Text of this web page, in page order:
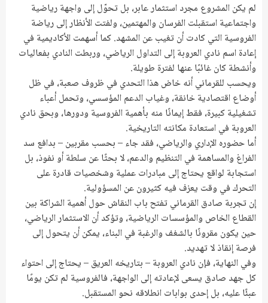
لم يكن المشروع مجرد استثمار عابر، بل تحوّل إلى واجهة رياضية
واجتماعية استقبلت الفرسان والمهتمين، ولفتت الأنظار إلى رياضة
الفروسية التي كادت أن تغيب عن المشهد. كما أسهمت الأكاديمية في
إعادة اسم نادي العروبة إلى التداول الرياضي، وربطت النادي بفعاليات
وأنشطة كان غائبًا عنها لفترة طويلة.
ويحسب للقرماني أنه خاض هذا التحدي في ظروف صعبة، في ظل
أوضاع اقتصادية خانقة، وغياب الدعم المؤسسي، وتحمل أعباء
تشغيلية كبيرة، فقط إيمانًا منه بأهمية الفروسية ودورها، وبحق نادي
العروبة في استعادة مكانته التاريخية.
أما حضوره الإداري والرياضي، فقد جاء – بحسب مقربين – بدافع سد
الفراغ والمساهمة في التنظيم والدعم، لا بحثًا عن سلطة أو نفوذ، بل
استجابة لواقع يحتاج إلى مبادرات عملية وشخصيات قادرة على
التحرك في وقت يعزف فيه كثيرون عن المسؤولية.
إن تجربة صادق القرماني تفتح باب النقاش حول أهمية الشراكة بين
القطاع الخاص والمؤسسات الرياضية، وتؤكد أن الاستثمار الرياضي،
حين يكون مقرونًا بالشغف والرغبة في البناء، يمكن أن يتحول إلى
فرصة إنقاذ لا تهديد.
وفي النهاية، فإن نادي العروبة – بتاريخه العريق – يحتاج إلى احتواء
كل جهد صادق يسعى لإعادته إلى الواجهة، فالفروسية لم تكن يومًا
عبئًا عليه، بل إحدى بوابات انطلاقه نحو المستقبل.